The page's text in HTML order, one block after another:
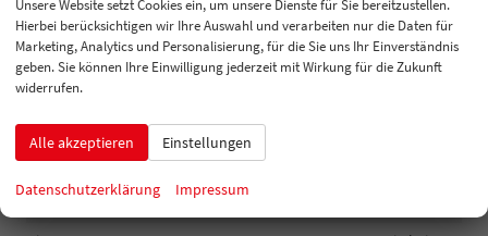
Dekorelemente
Leder-Multifunktionslenkrad mit Tiptronic
Armlehnen
Klimatisierung
Unsere Website setzt Cookies ein, um unsere Dienste für Sie bereitzustellen.
Hierbei berücksichtigen wir Ihre Auswahl und verarbeiten nur die Daten für
Marketing, Analytics und Personalisierung, für die Sie uns Ihr Einverständnis
geben. Sie können Ihre Einwilligung jederzeit mit Wirkung für die Zukunft
widerrufen.
Alle akzeptieren Einstellungen
Datenschutzerklärung Impressum